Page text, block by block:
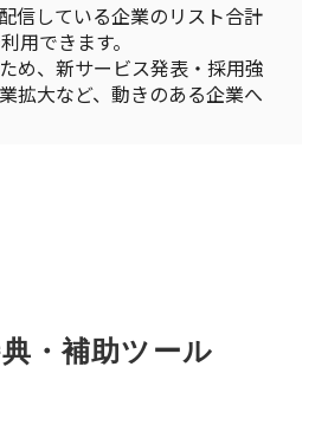
信している企業のリスト合計
用できます。
め、新サービス発表・採用強
拡大など、動きのある企業へ
・補助ツール